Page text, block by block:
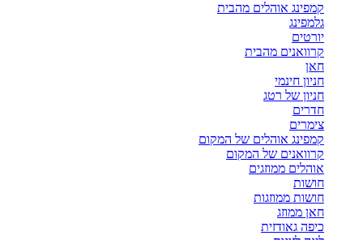
קמפינג אוהלים מהבית
גלמפינג
יורטים
קרוואנים מהבית
חאן
חניון חינמי
חניון של רטג
חדרים
צימרים
קמפינג אוהלים של המקום
קרוואנים של המקום
אוהלים ממוזגים
חושות
חושות ממוזגות
חאן ממוזג
כיפה גאודזית